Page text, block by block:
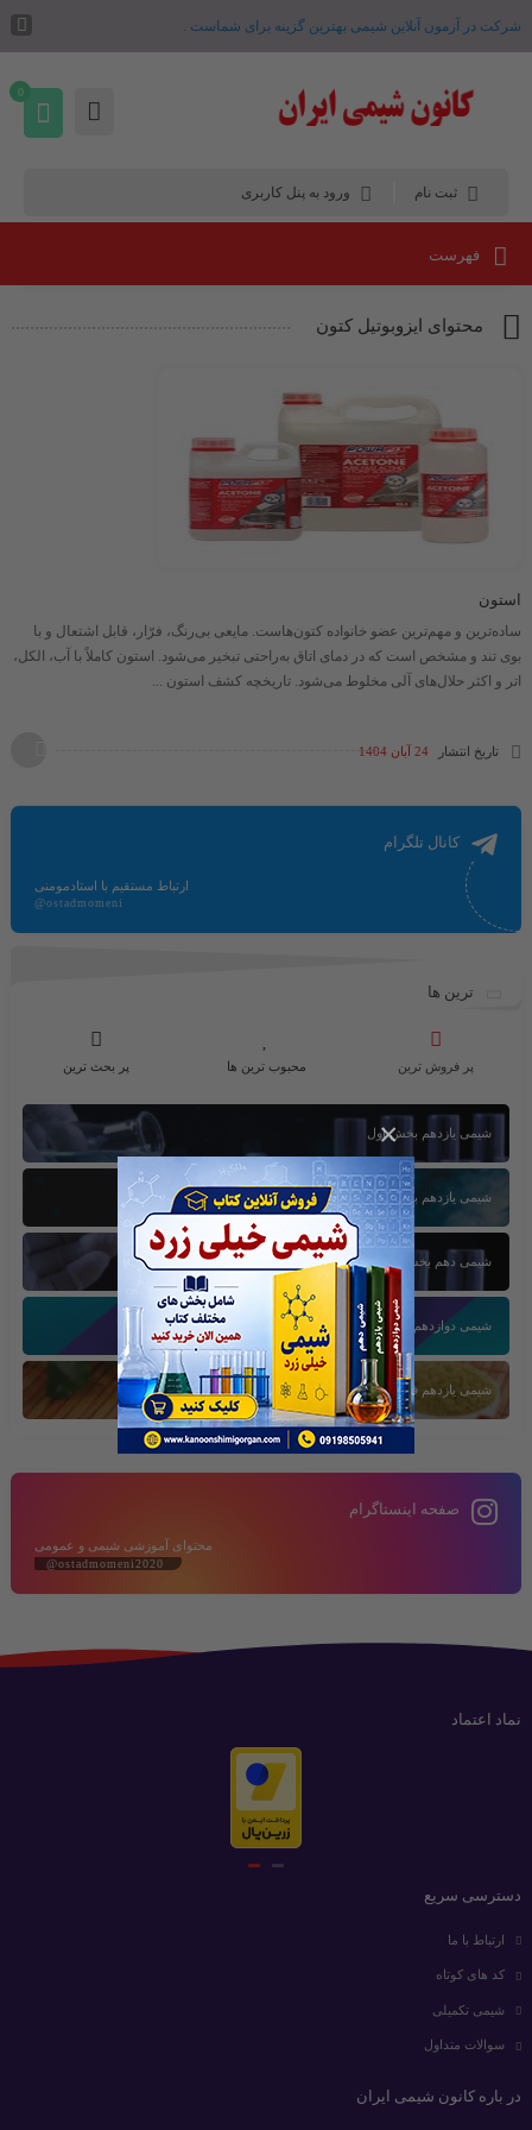
×
شرکت در آزمون آنلاین شیمی بهترین گزینه برای شماست .
ثبت نام ورود به پنل کاربری
0
فهرست
محتوای ایزوبوتیل کتون
استون
ساده‌ترین و مهم‌ترین عضو خانواده کتون‌هاست. مایعی بی‌رنگ، فرّار، قابل اشتعال و با
بوی تند و مشخص است که در دمای اتاق به‌راحتی تبخیر می‌شود. استون کاملاً با آب، الکل،
اتر و اکثر حلال‌های آلی مخلوط می‌شود. تاریخچه کشف استون ...
تاریخ انتشار 24 آبان 1404
کانال تلگرام
ارتباط مستقیم با استادمومنی
@ostadmomeni
ترین ها
پر فروش ترین محبوب ترین ها پر بحث ترین
شیمی یازدهم بخش اول
شیمی یازدهم بخش سوم
شیمی دهم بخش اول
شیمی دوازدهم بخش سوم
شیمی یازدهم فصل دوم
صفحه اینستاگرام
محتوای آموزشی شیمی و عمومی
@ostadmomeni2020
نماد اعتماد
دسترسی سریع
ارتباط با ما
کد های کوتاه
شیمی تکمیلی
سوالات متداول
در باره کانون شیمی ایران